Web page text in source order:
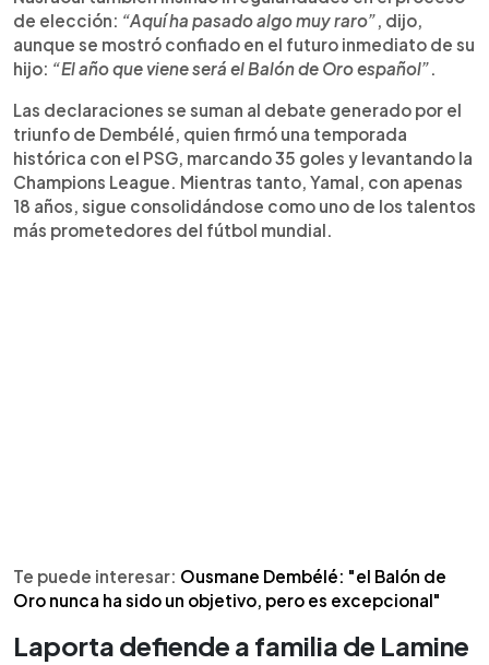
de elección: “Aquí ha pasado algo muy raro” , dijo,
aunque se mostró confiado en el futuro inmediato de su
hijo: “El año que viene será el Balón de Oro español”
Las declaraciones se suman al debate generado por el
triunfo de Dembélé, quien firmó una temporada
histórica con el PSG, marcando 35 goles y levantando la
Champions League. Mientras tanto, Yamal, con apenas
18 años, sigue consolidándose como uno de los talentos
más prometedores del fútbol mundial.
Te puede interesar: Ousmane Dembélé: "el Balón de
Oro nunca ha sido un objetivo, pero es excepcional"
Laporta defiende a familia de Lamine